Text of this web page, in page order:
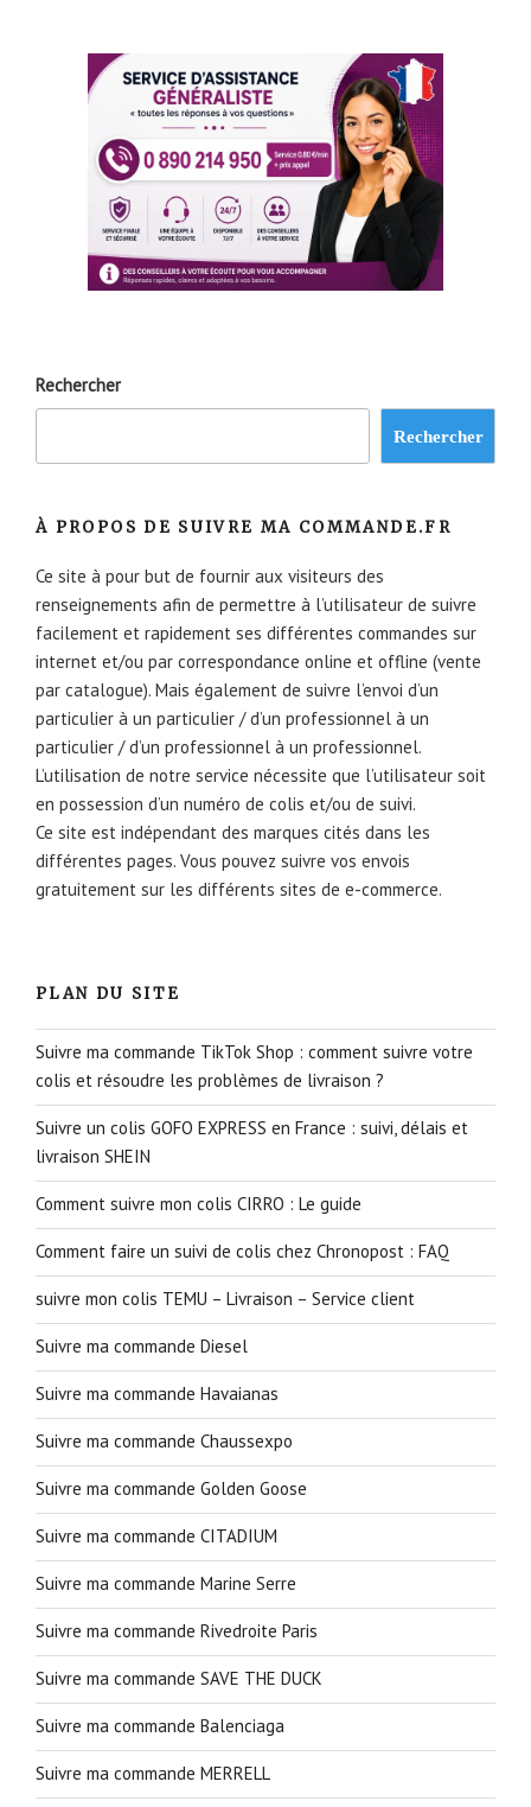
Rechercher
Rechercher
À PROPOS DE SUIVRE MA COMMANDE.FR
Ce site à pour but de fournir aux visiteurs des
renseignements afin de permettre à l’utilisateur de suivre
facilement et rapidement ses différentes commandes sur
internet et/ou par correspondance online et offline (vente
par catalogue). Mais également de suivre l’envoi d’un
particulier à un particulier / d’un professionnel à un
particulier / d’un professionnel à un professionnel.
L’utilisation de notre service nécessite que l’utilisateur soit
en possession d’un numéro de colis et/ou de suivi.
Ce site est indépendant des marques cités dans les
différentes pages. Vous pouvez suivre vos envois
gratuitement sur les différents sites de e-commerce.
PLAN DU SITE
Suivre ma commande TikTok Shop : comment suivre votre
colis et résoudre les problèmes de livraison ?
Suivre un colis GOFO EXPRESS en France : suivi, délais et
livraison SHEIN
Comment suivre mon colis CIRRO : Le guide
Comment faire un suivi de colis chez Chronopost : FAQ
suivre mon colis TEMU – Livraison – Service client
Suivre ma commande Diesel
Suivre ma commande Havaianas
Suivre ma commande Chaussexpo
Suivre ma commande Golden Goose
Suivre ma commande CITADIUM
Suivre ma commande Marine Serre
Suivre ma commande Rivedroite Paris
Suivre ma commande SAVE THE DUCK
Suivre ma commande Balenciaga
Suivre ma commande MERRELL